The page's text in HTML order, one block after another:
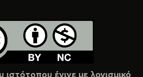
ιστότοπου έγινε με λογισμικό